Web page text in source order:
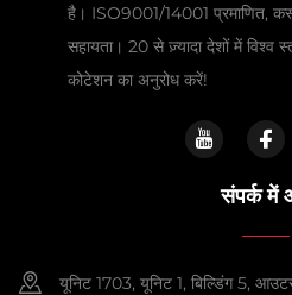
है। ISO9001/14001 प्रमाणित,
सहायता। 20 से ज़्यादा देशों में विश्व
कोटेशन का अनुरोध करें!
संपर्क में
यूनिट 1703, यूनिट 1, बिल्डिंग 5,